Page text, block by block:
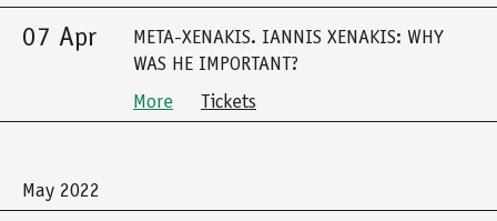
07 Apr
META-XENAKIS. IANNIS XENAKIS: WHY
WAS HE IMPORTANT?
More
Tickets
May 2022